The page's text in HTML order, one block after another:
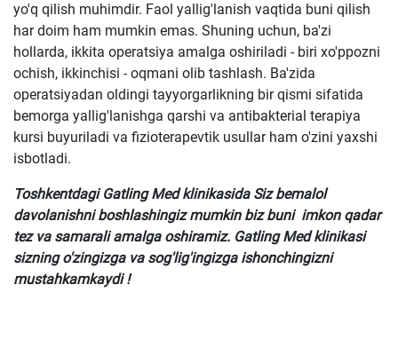
yo'q qilish muhimdir. Faol yallig'lanish vaqtida buni qilish
har doim ham mumkin emas. Shuning uchun, ba'zi
hollarda, ikkita operatsiya amalga oshiriladi - biri xo'ppozni
ochish, ikkinchisi - oqmani olib tashlash. Ba'zida
operatsiyadan oldingi tayyorgarlikning bir qismi sifatida
bemorga yallig'lanishga qarshi va antibakterial terapiya
kursi buyuriladi va fizioterapevtik usullar ham o'zini yaxshi
isbotladi.
Toshkentdagi Gatling Med klinikasida Siz bemalol
davolanishni boshlashingiz mumkin biz buni imkon qadar
tez va samarali amalga oshiramiz. Gatling Med klinikasi
sizning o'zingizga va sog'lig'ingizga ishonchingizni
mustahkamkaydi !